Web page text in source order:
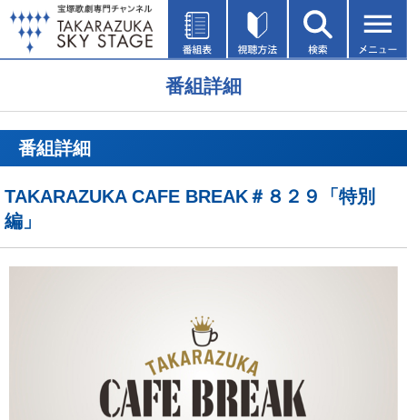
番組詳細
番組詳細
TAKARAZUKA CAFE BREAK＃８２９「特別
編」